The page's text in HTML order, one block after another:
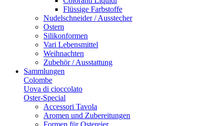
Flüssige Farbstoffe
Nudelschneider / Ausstecher
Ostern
Silikonformen
Vari Lebensmittel
Weihnachten
Zubehör / Ausstattung
Sammlungen
Colombe
Uova di cioccolato
Oster-Special
Accessori Tavola
Aromen und Zubereitungen
Formen für Ostereier